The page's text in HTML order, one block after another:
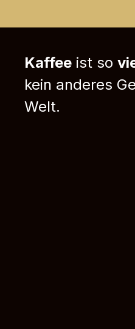
Kaffee ist so
kein anderes
Welt.